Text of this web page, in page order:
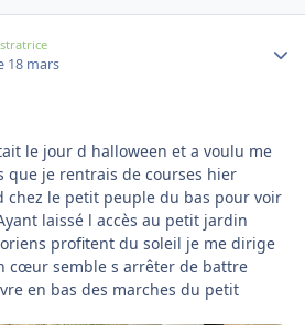
18 mars
le jour d halloween et a voulu me
que je rentrais de courses hier
chez le petit peuple du bas pour voir
laissé l accès au petit jardin
profitent du soleil je me dirige
cœur semble s arrêter de battre
en bas des marches du petit